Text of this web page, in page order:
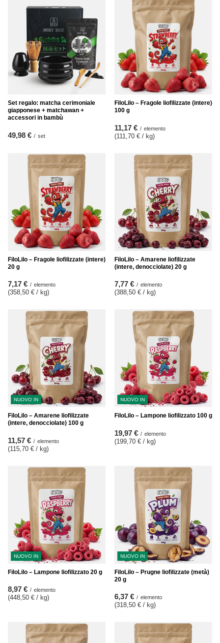
Set regalo: matcha cerimoniale
giapponese + matchawan +
accessori in bambù
49,98 € / set
FiloLilo – Fragole liofilizzate (intere)
100 g
11,17 € / elemento
(111,70 € / kg)
FiloLilo – Fragole liofilizzate (intere)
20 g
7,17 € / elemento
(358,50 € / kg)
FiloLilo – Amarene liofilizzate
(intere, denocciolate) 20 g
7,77 € / elemento
(388,50 € / kg)
NUOVO IN
FiloLilo – Amarene liofilizzate
(intere, denocciolate) 100 g
11,57 € / elemento
(115,70 € / kg)
NUOVO IN
FiloLilo – Lampone liofilizzato 100 g
19,97 € / elemento
(199,70 € / kg)
NUOVO IN
FiloLilo – Lampone liofilizzato 20 g
8,97 € / elemento
(448,50 € / kg)
NUOVO IN
FiloLilo – Prugne liofilizzate (metà)
20 g
6,37 € / elemento
(318,50 € / kg)